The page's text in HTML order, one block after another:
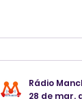
Rádio
28 de mar.